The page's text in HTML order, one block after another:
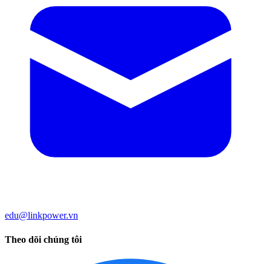
edu@linkpower.vn
Theo dõi chúng tôi